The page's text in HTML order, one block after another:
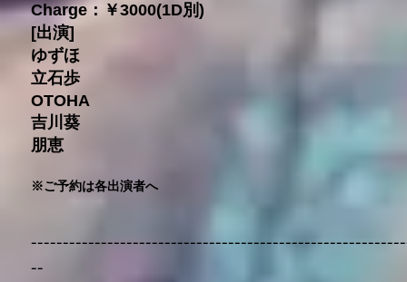
Charge：￥3000(1D別)
[出演]
ゆずほ
立石歩
OTOHA
吉川葵
朋恵
※ご予約は各出演者へ
--